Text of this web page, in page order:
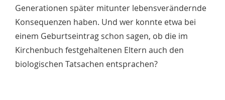
Generationen später mitunter lebensverändernde
Konsequenzen haben. Und wer konnte etwa bei
einem Geburtseintrag schon sagen, ob die im
Kirchenbuch festgehaltenen Eltern auch den
biologischen Tatsachen entsprachen?